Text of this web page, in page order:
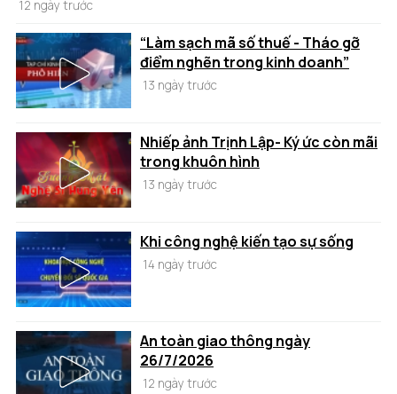
12 ngày trước
“Làm sạch mã số thuế - Tháo gỡ
điểm nghẽn trong kinh doanh”
13 ngày trước
Nhiếp ảnh Trịnh Lập- Ký ức còn mãi
trong khuôn hình
13 ngày trước
Khi công nghệ kiến tạo sự sống
14 ngày trước
An toàn giao thông ngày
26/7/2026
12 ngày trước